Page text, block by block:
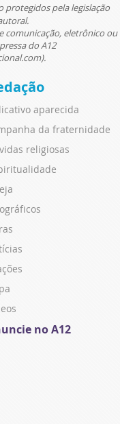
protegidos pela legislação
comunicação, eletrônico ou
do A12
aparecida
da fraternidade
religiosas
no A12